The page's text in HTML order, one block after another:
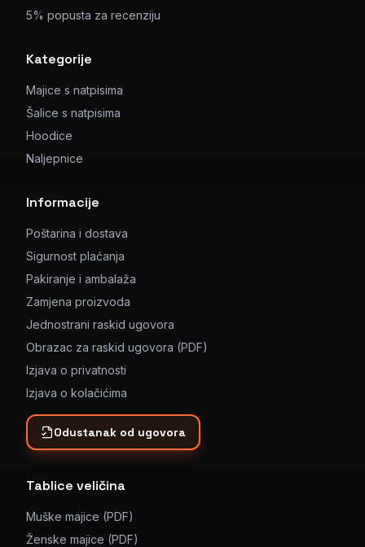
5% popusta za recenziju
Kategorije
Majice s natpisima
Šalice s natpisima
Hoodice
Naljepnice
Informacije
Poštarina i dostava
Sigurnost plaćanja
Pakiranje i ambalaža
Zamjena proizvoda
Jednostrani raskid ugovora
Obrazac za raskid ugovora (PDF)
Izjava o privatnosti
Izjava o kolačićima
Odustanak od ugovora
Tablice veličina
Muške majice (PDF)
Ženske majice (PDF)